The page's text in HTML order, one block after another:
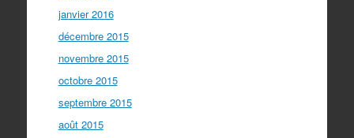
janvier 2016
décembre 2015
novembre 2015
octobre 2015
septembre 2015
août 2015